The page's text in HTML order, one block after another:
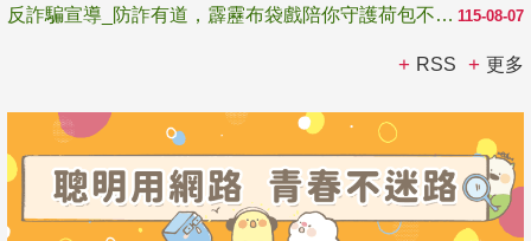
115-08-07
反詐騙宣導_防詐有道，霹靂布袋戲陪你守護荷包不受騙
RSS 更多